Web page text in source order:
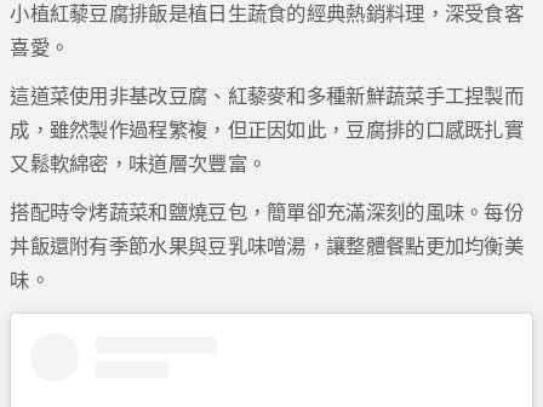
小植紅藜豆腐排飯是植日生蔬食的經典熱銷料理，深受食客
喜愛。
這道菜使用非基改豆腐、紅藜麥和多種新鮮蔬菜手工捏製而
成，雖然製作過程繁複，但正因如此，豆腐排的口感既扎實
又鬆軟綿密，味道層次豐富。
搭配時令烤蔬菜和鹽燒豆包，簡單卻充滿深刻的風味。每份
丼飯還附有季節水果與豆乳味噌湯，讓整體餐點更加均衡美
味。